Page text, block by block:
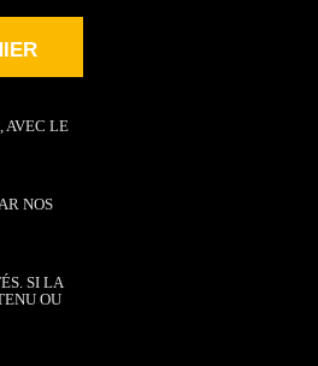
AVEC LE
NOS
SI LA
OU